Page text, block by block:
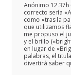
Anónimo 12.37h
correcto sería
como «tras la
que utilizamos
me propuso el
y el brillo
en lugar de
palabras, el
divertirá saber